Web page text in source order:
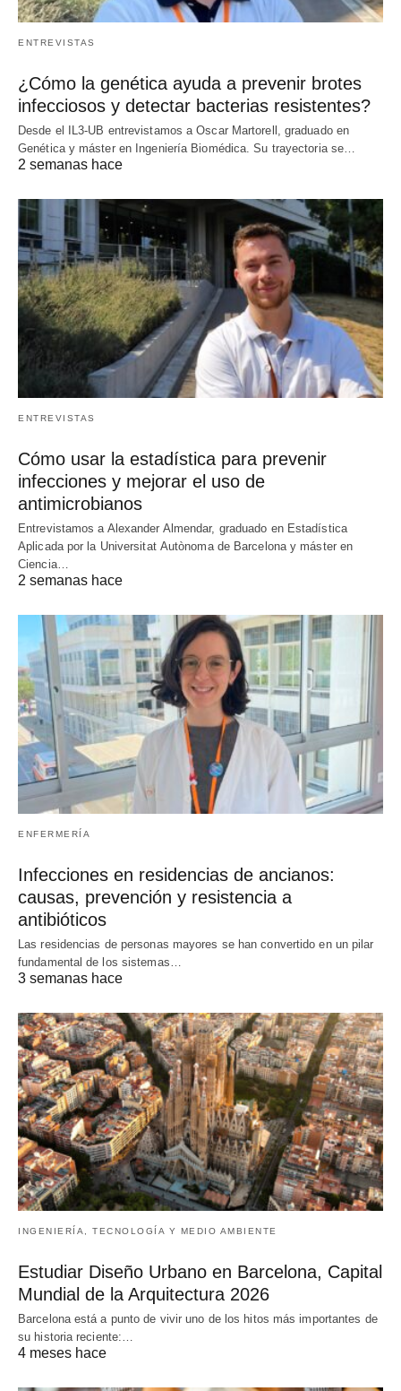
ENTREVISTAS
¿Cómo la genética ayuda a prevenir brotes
infecciosos y detectar bacterias resistentes?
Desde el IL3-UB entrevistamos a Oscar Martorell, graduado en
Genética y máster en Ingeniería Biomédica. Su trayectoria se…
2 semanas hace
ENTREVISTAS
Cómo usar la estadística para prevenir
infecciones y mejorar el uso de
antimicrobianos
Entrevistamos a Alexander Almendar, graduado en Estadística
Aplicada por la Universitat Autònoma de Barcelona y máster en
Ciencia…
2 semanas hace
ENFERMERÍA
Infecciones en residencias de ancianos:
causas, prevención y resistencia a
antibióticos
Las residencias de personas mayores se han convertido en un pilar
fundamental de los sistemas…
3 semanas hace
INGENIERÍA, TECNOLOGÍA Y MEDIO AMBIENTE
Estudiar Diseño Urbano en Barcelona, Capital
Mundial de la Arquitectura 2026
Barcelona está a punto de vivir uno de los hitos más importantes de
su historia reciente:…
4 meses hace